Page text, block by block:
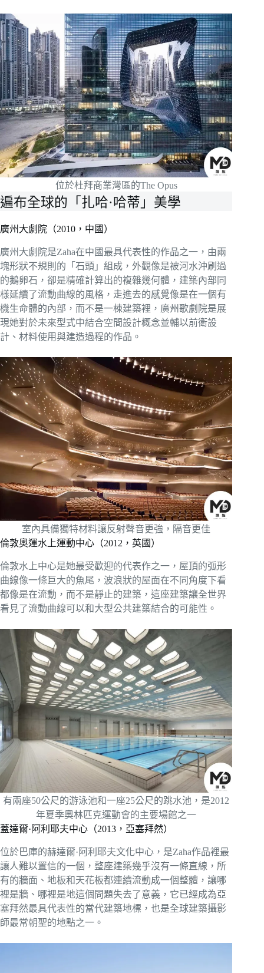
位於杜拜商業灣區的The Opus
遍布全球的「扎哈·哈蒂」美學
廣州大劇院（2010，中國）
廣州大劇院是Zaha在中國最具代表性的作品之一，由兩
塊形狀不規則的「石頭」組成，外觀像是被河水沖刷過
的鵝卵石，卻是精確計算出的複雜幾何體，建築內部同
樣延續了流動曲線的風格，走進去的感覺像是在一個有
機生命體的內部，而不是一棟建築裡，廣州歌劇院是展
現她對於未來型式中結合空間設計概念並輔以前衛設
計、材料使用與建造過程的作品。
室內具備獨特材料讓反射聲音更強，隔音更佳
倫敦奧運水上運動中心（2012，英國）
倫敦水上中心是她最受歡迎的代表作之一，屋頂的弧形
曲線像一條巨大的魚尾，波浪狀的屋面在不同角度下看
都像是在流動，而不是靜止的建築，這座建築讓全世界
看見了流動曲線可以和大型公共建築結合的可能性。
有兩座50公尺的游泳池和一座25公尺的跳水池，是2012
年夏季奧林匹克運動會的主要場館之一
蓋達爾·阿利耶夫中心（2013，亞塞拜然）
位於巴庫的赫達爾·阿利耶夫文化中心，是Zaha作品裡最
讓人難以置信的一個，整座建築幾乎沒有一條直線，所
有的牆面、地板和天花板都連續流動成一個整體，讓哪
裡是牆、哪裡是地這個問題失去了意義，它已經成為亞
塞拜然最具代表性的當代建築地標，也是全球建築攝影
師最常朝聖的地點之一。